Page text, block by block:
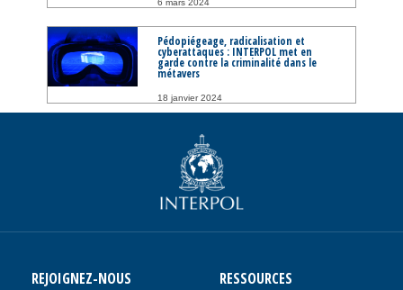
Pédopiégeage, radicalisation et
cyberattaques : INTERPOL met en
garde contre la criminalité dans le
métavers
18 janvier 2024
REJOIGNEZ-NOUS RESSOURCES